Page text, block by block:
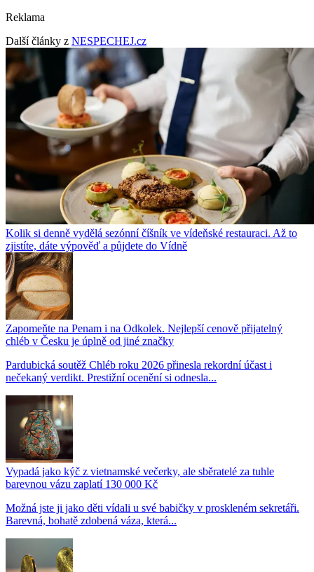
Reklama
Další články z NESPECHEJ.cz
Kolik si denně vydělá sezónní číšník ve vídeňské restauraci. Až to
zjistíte, dáte výpověď a půjdete do Vídně
Zapomeňte na Penam i na Odkolek. Nejlepší cenově přijatelný
chléb v Česku je úplně od jiné značky
Pardubická soutěž Chléb roku 2026 přinesla rekordní účast i
nečekaný verdikt. Prestižní ocenění si odnesla...
Vypadá jako kýč z vietnamské večerky, ale sběratelé za tuhle
barevnou vázu zaplatí 130 000 Kč
Možná jste ji jako děti vídali u své babičky v proskleném sekretáři.
Barevná, bohatě zdobená váza, která...